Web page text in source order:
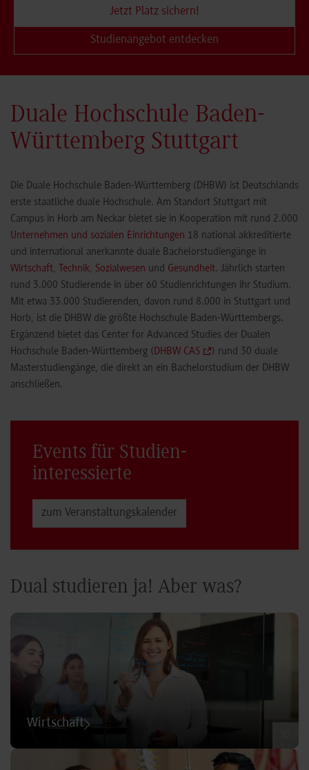
Jetzt Platz sichern!
Studienangebot entdecken
Duale Hochschule Baden-
Württemberg Stuttgart
Die Duale Hochschule Baden-Württemberg (DHBW) ist Deutschlands
erste staatliche duale Hochschule. Am Standort Stuttgart mit
Campus in Horb am Neckar bietet sie in Kooperation mit rund 2.000
Unternehmen und sozialen Einrichtungen 18 national akkreditierte
und international anerkannte duale Bachelorstudiengänge in
Wirtschaft, Technik, Sozialwesen und Gesundheit. Jährlich starten
rund 3.000 Studierende in über 60 Studienrichtungen ihr Studium.
Mit etwa 33.000 Studierenden, davon rund 8.000 in Stuttgart und
Horb, ist die DHBW die größte Hochschule Baden-Württembergs.
Ergänzend bietet das Center for Advanced Studies der Dualen
Hochschule Baden-Württemberg (DHBW CAS
) rund 30 duale
Masterstudiengänge, die direkt an ein Bachelorstudium der DHBW
anschließen.
Events für Studien­
interessierte
zum Veranstaltungs­kalender
Dual studieren ja! Aber was?
Wirtschaft